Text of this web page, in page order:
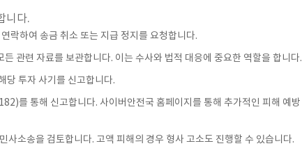
니다.
락하여 송금 취소 또는 지급 정지를 요청합니다.
관련 자료를 보관합니다. 이는 수사와 법적 대응에 중요한 역할을 합니다.
당 투자 사기를 신고합니다.
를 통해 신고합니다. 사이버안전국 홈페이지를 통해 추가적인 피해 예방
사소송을 검토합니다. 고액 피해의 경우 형사 고소도 진행할 수 있습니다.